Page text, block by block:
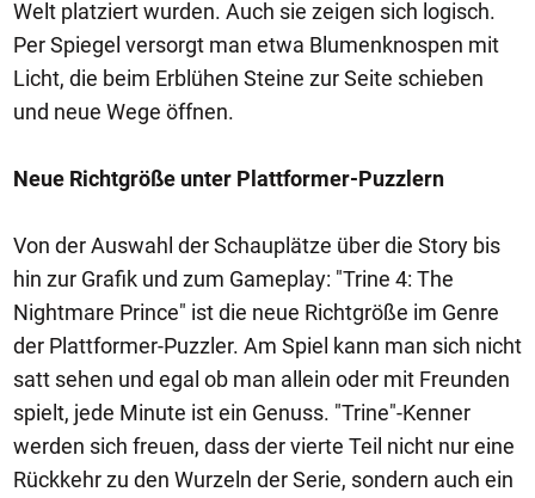
Welt platziert wurden. Auch sie zeigen sich logisch.
Per Spiegel versorgt man etwa Blumenknospen mit
Licht, die beim Erblühen Steine zur Seite schieben
und neue Wege öffnen.
Neue Richtgröße unter Plattformer-Puzzlern
Von der Auswahl der Schauplätze über die Story bis
hin zur Grafik und zum Gameplay: "Trine 4: The
Nightmare Prince" ist die neue Richtgröße im Genre
der Plattformer-Puzzler. Am Spiel kann man sich nicht
satt sehen und egal ob man allein oder mit Freunden
spielt, jede Minute ist ein Genuss. "Trine"-Kenner
werden sich freuen, dass der vierte Teil nicht nur eine
Rückkehr zu den Wurzeln der Serie, sondern auch ein